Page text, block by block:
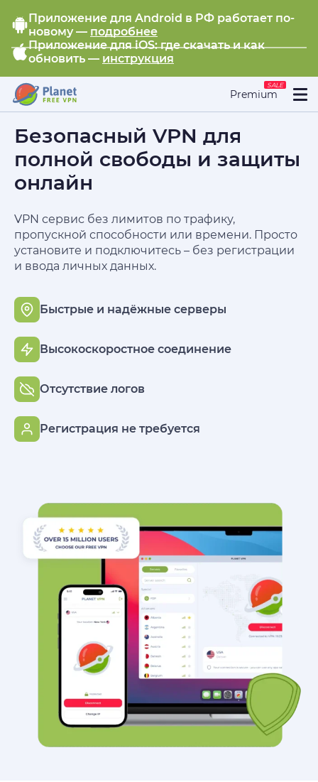
Приложение для Android в РФ работает по-
новому — подробнее
Приложение для iOS: где скачать и как
обновить — инструкция
Premium
SALE
Безопасный VPN для
полной свободы и защиты
онлайн
VPN сервис без лимитов по трафику,
пропускной способности или времени. Просто
установите и подключитесь – без регистрации
и ввода личных данных.
Быстрые и надёжные серверы
Высокоскоростное соединение
Отсутствие логов
Регистрация не требуется